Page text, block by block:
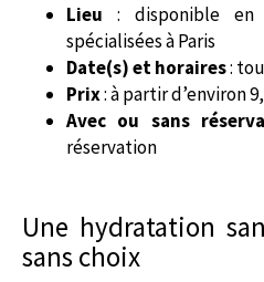
Lieu : disponible
spécialisées à Paris
Date(s) et horaires:
Prix: à partir d’environ
Avec ou sans
réservation
Une hydratation
sans choix